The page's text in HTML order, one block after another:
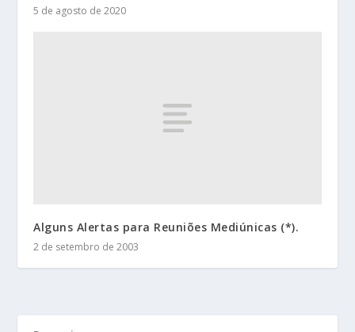
5 de agosto de 2020
Alguns Alertas para Reuniões Mediúnicas (*).
2 de setembro de 2003